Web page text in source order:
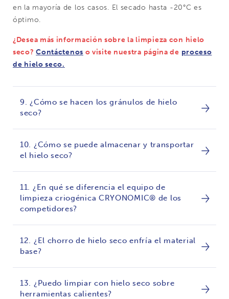
en la mayoría de los casos. El secado hasta -20°C es
óptimo.
¿Desea más información sobre la limpieza con hielo
seco?Contáctenos o visite nuestra página de proceso
de hielo seco.
9. ¿Cómo se hacen los gránulos de hielo
seco?
10. ¿Cómo se puede almacenar y transportar
el hielo seco?
11. ¿En qué se diferencia el equipo de
limpieza criogénica CRYONOMIC® de los
competidores?
12. ¿El chorro de hielo seco enfría el material
base?
13. ¿Puedo limpiar con hielo seco sobre
herramientas calientes?